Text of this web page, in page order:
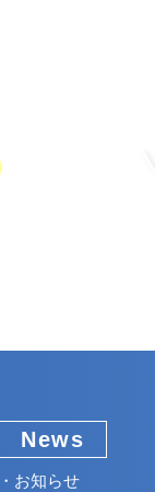
News
お知らせ